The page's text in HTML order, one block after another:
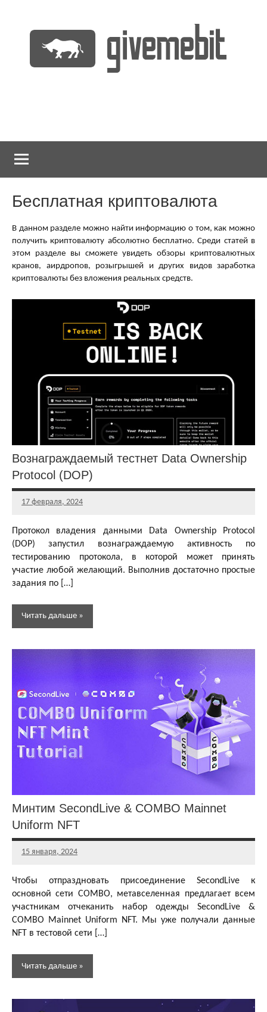
содержимому
Бесплатная криптовалюта
В данном разделе можно найти информацию о том, как можно
получить криптовалюту абсолютно бесплатно. Среди статей в
этом разделе вы сможете увидеть обзоры криптовалютных
кранов, аирдропов, розыгрышей и других видов заработка
криптовалюты без вложения реальных средств.
Вознаграждаемый тестнет Data Ownership
Protocol (DOP)
17 февраля, 2024
Главный
Протокол владения данными Data Ownership Protocol
(DOP) запустил вознаграждаемую активность по
тестированию протокола, в которой может принять
участие любой желающий. Выполнив достаточно простые
задания по […]
Читать дальше
криптовалюта
Тестнеты
Тестнеты
Минтим SecondLive & COMBO Mainnet
Uniform NFT
15 января, 2024
Главный
Чтобы отпраздновать присоединение SecondLive к
основной сети COMBO, метавселенная предлагает всем
участникам отчеканить набор одежды SecondLive &
COMBO Mainnet Uniform NFT. Мы уже получали данные
NFT в тестовой сети […]
Читать дальше